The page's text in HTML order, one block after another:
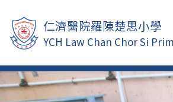
仁濟醫院羅陳楚思小學
YCH Law Chan Chor Si